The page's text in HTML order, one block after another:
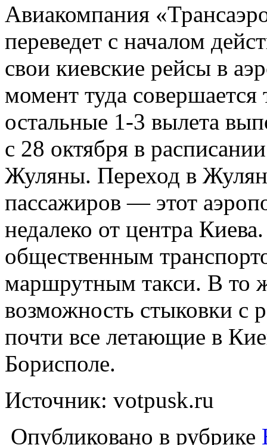
Авиакомпания
переведет с началом
свои киевские рейсы в
момент туда совершается
остальные 1-3 вылета
с 28 октября в
Жуляны. Переход в
пассажиров — этот
недалеко от центра
общественным
маршрутным такси. В то
возможность стыковки с
почти все летающие в
Борисполе.
Источник: votpusk.ru
Опубликовано в рубрике